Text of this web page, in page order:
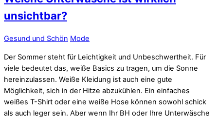
unsichtbar?
Gesund und Schön Mode
Der Sommer steht für Leichtigkeit und Unbeschwertheit. Für
viele bedeutet das, weiße Basics zu tragen, um die Sonne
hereinzulassen. Weiße Kleidung ist auch eine gute
Möglichkeit, sich in der Hitze abzukühlen. Ein einfaches
weißes T-Shirt oder eine weiße Hose können sowohl schick
als auch leger sein. Aber wenn Ihr BH oder Ihre Unterwäsche